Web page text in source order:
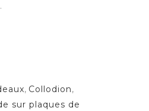
, Collodion,
sur plaques de